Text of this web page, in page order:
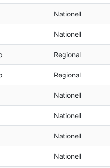
Nationell
Nationell
Regional
Regional
Nationell
Nationell
Nationell
Nationell